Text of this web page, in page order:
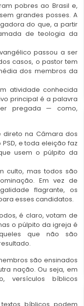
pobres ao Brasil e,
grandes posses. A
do que, a partir
de teologia da
passou a ser
casos, o pastor tem
dos membros da
atividade conhecida
principal é a palavra
pregada — como,
direto na Câmara dos
e toda eleição faz
usem o púlpito da
culto, mas todos são
Em vez de
flagrante, os
esses candidatos.
é claro, votam de
o púlpito da igreja é
que não são
são ensinados
nação. Ou seja, em
versículos bíblicos